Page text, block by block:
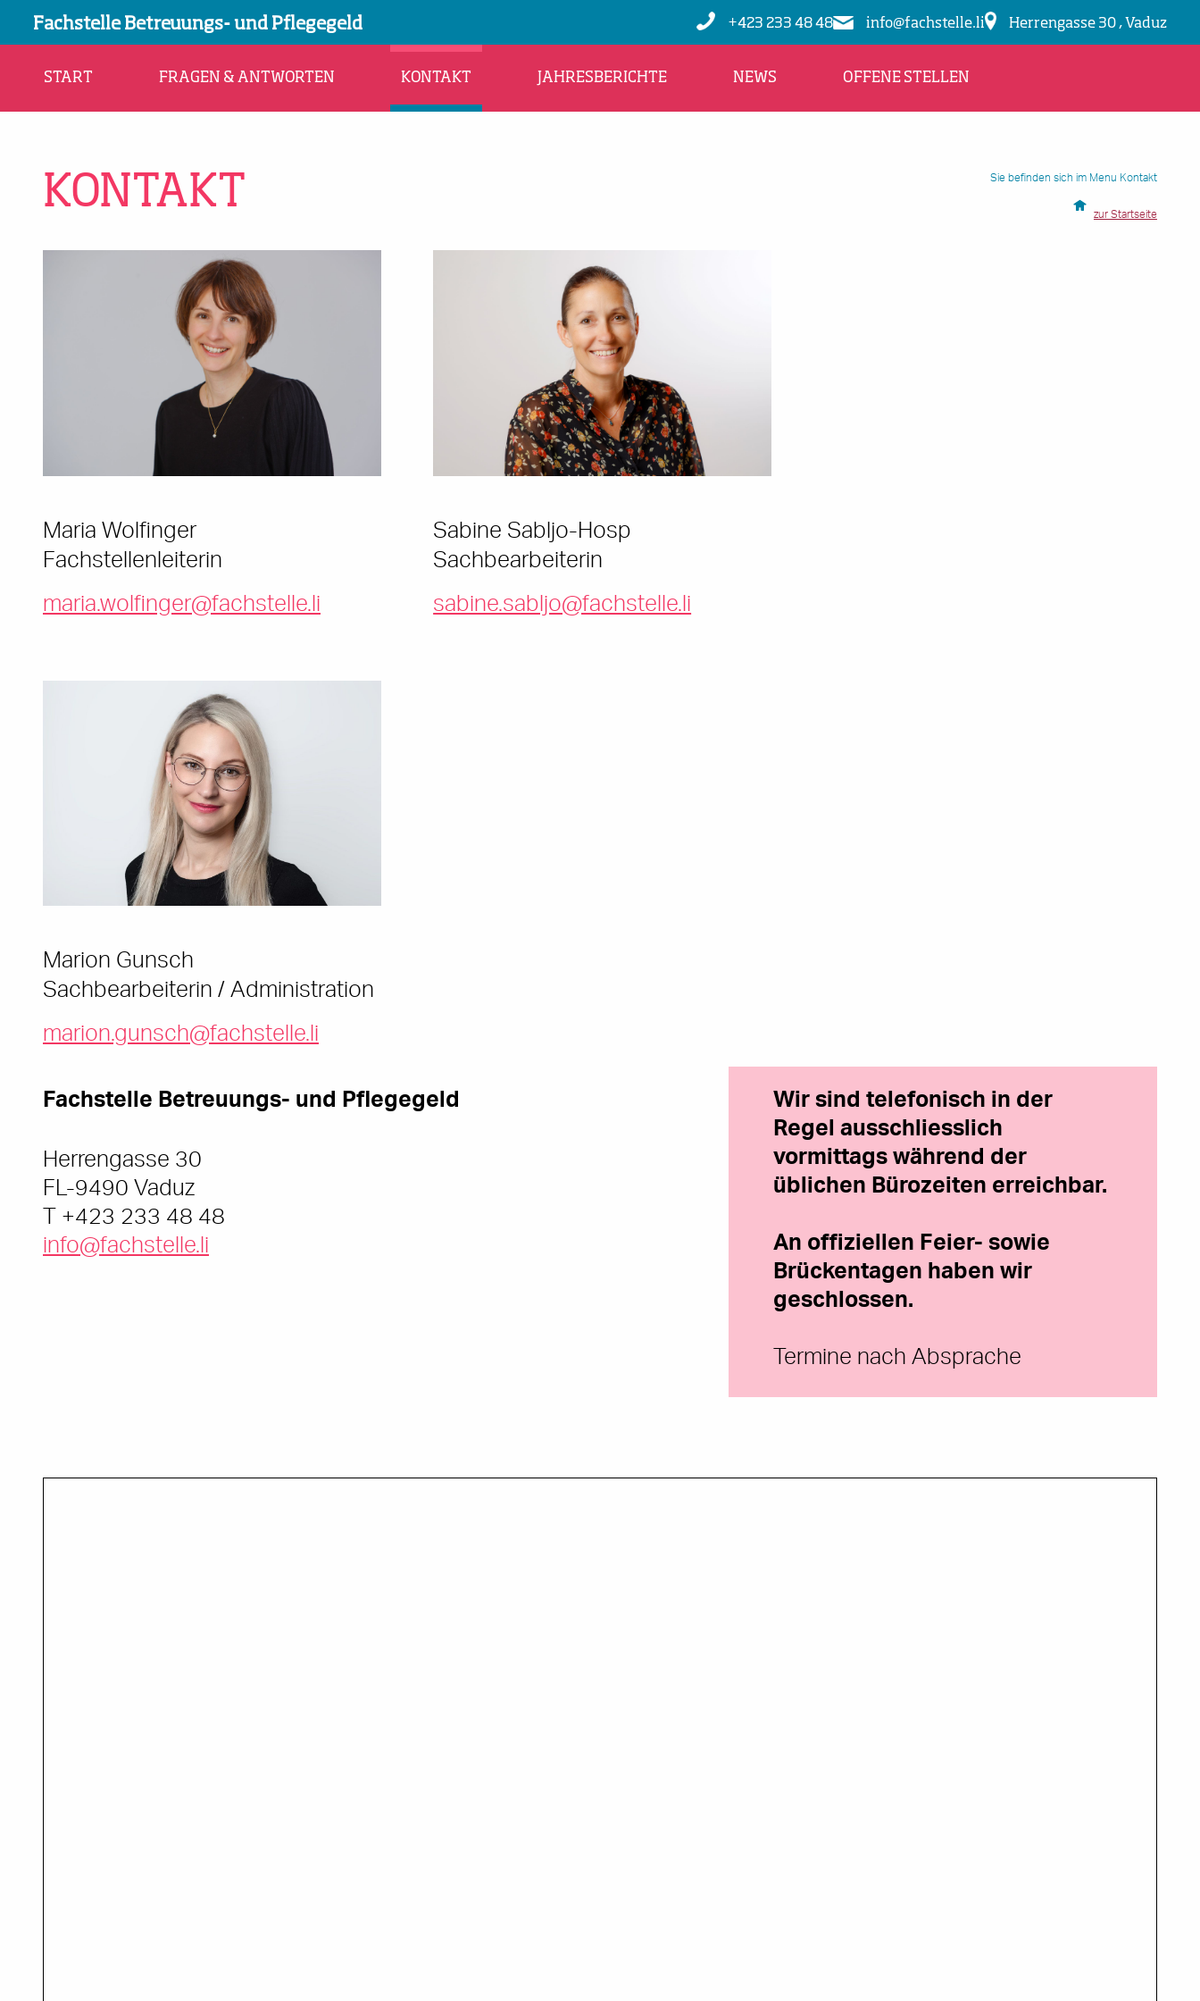
Fachstelle Betreuungs- und Pflegegeld +423 233 48 48 info@fachstelle.li Herrengasse 30 , Vaduz
START FRAGEN & ANTWORTEN KONTAKT JAHRESBERICHTE NEWS OFFENE STELLEN
KONTAKT
Sie befinden sich im Menu Kontakt
zur Startseite
Maria Wolfinger
Fachstellenleiterin
maria.wolfinger@fachstelle.li
Sabine Sabljo-Hosp
Sachbearbeiterin
sabine.sabljo@fachstelle.li
Marion Gunsch
Sachbearbeiterin / Administration
marion.gunsch@fachstelle.li
Fachstelle Betreuungs- und Pflegegeld
Herrengasse 30
FL-9490 Vaduz
T +423 233 48 48
info@fachstelle.li
Wir sind telefonisch in der
Regel ausschliesslich
vormittags während der
üblichen Bürozeiten erreichbar.
An offiziellen Feier- sowie
Brückentagen haben wir
geschlossen.
Termine nach Absprache